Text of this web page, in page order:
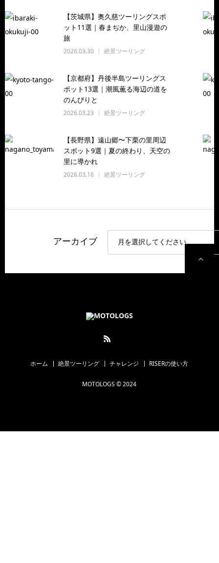
【茨城県】奥久慈ツーリングスポ
ット11選｜春まぢか、里山漫遊の
旅
2026.03.30 絶景ツーリング
【京都府】丹後半島ツーリングス
ポット13選｜潮風薫る海辺の道を
のんびりと
2026.03.23 絶景ツーリング
【長野県】遠山郷〜下栗の里周辺
スポット9選｜夏の終わり、天空の
里に導かれ
2026.03.16 絶景ツーリング
アーカイブ
ホーム 絶景ツーリング チャレンジ RISERの使い方
MOTOLOGS © 2024